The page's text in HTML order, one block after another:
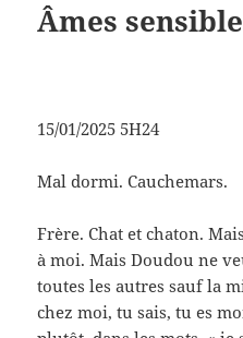
Âmes
15/01/2025 5H24
Mal dormi. Cauchemars.
Frère. Chat et chaton.
à moi. Mais Doudou ne
toutes les autres sauf la
chez moi, tu sais, tu es